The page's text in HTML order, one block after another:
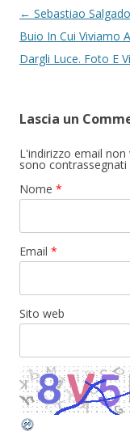
Navigazione
← Sebastiao
Buio In Cui Viviamo
Dargli Luce. Foto E
Lascia un
L'indirizzo email
sono contrassegnati
Nome *
Email *
Sito web